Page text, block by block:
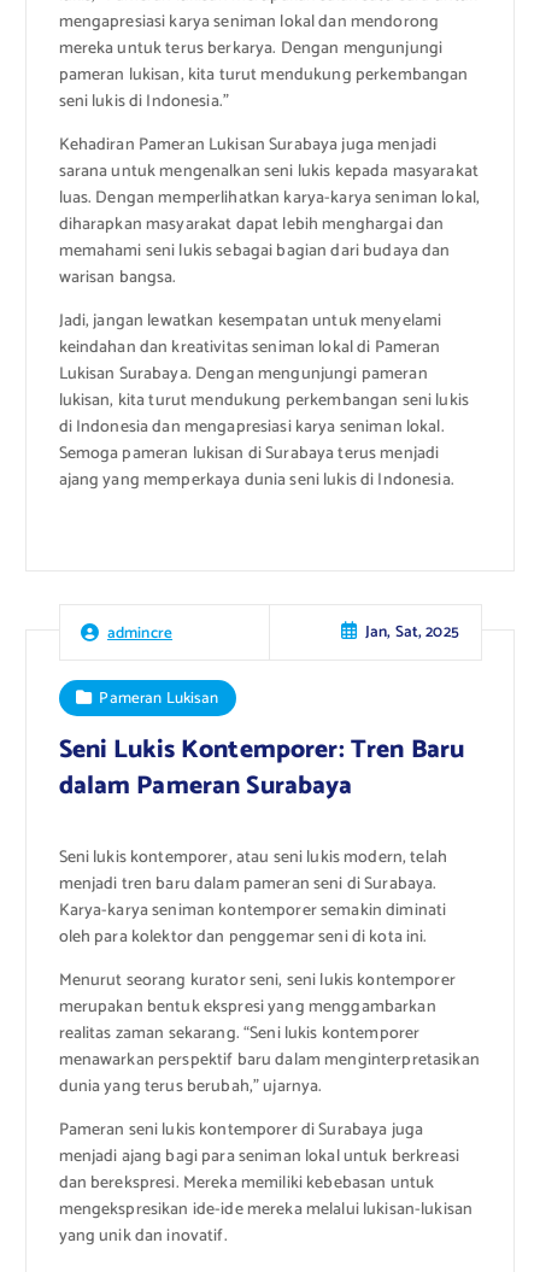
mengapresiasi karya seniman lokal dan mendorong
mereka untuk terus berkarya. Dengan mengunjungi
pameran lukisan, kita turut mendukung perkembangan
seni lukis di Indonesia.”
Kehadiran Pameran Lukisan Surabaya juga menjadi
sarana untuk mengenalkan seni lukis kepada masyarakat
luas. Dengan memperlihatkan karya-karya seniman lokal,
diharapkan masyarakat dapat lebih menghargai dan
memahami seni lukis sebagai bagian dari budaya dan
warisan bangsa.
Jadi, jangan lewatkan kesempatan untuk menyelami
keindahan dan kreativitas seniman lokal di Pameran
Lukisan Surabaya. Dengan mengunjungi pameran
lukisan, kita turut mendukung perkembangan seni lukis
di Indonesia dan mengapresiasi karya seniman lokal.
Semoga pameran lukisan di Surabaya terus menjadi
ajang yang memperkaya dunia seni lukis di Indonesia.
admincre Jan, Sat, 2025
Pameran Lukisan
Seni Lukis Kontemporer: Tren Baru
dalam Pameran Surabaya
Seni lukis kontemporer, atau seni lukis modern, telah
menjadi tren baru dalam pameran seni di Surabaya.
Karya-karya seniman kontemporer semakin diminati
oleh para kolektor dan penggemar seni di kota ini.
Menurut seorang kurator seni, seni lukis kontemporer
merupakan bentuk ekspresi yang menggambarkan
realitas zaman sekarang. “Seni lukis kontemporer
menawarkan perspektif baru dalam menginterpretasikan
dunia yang terus berubah,” ujarnya.
Pameran seni lukis kontemporer di Surabaya juga
menjadi ajang bagi para seniman lokal untuk berkreasi
dan berekspresi. Mereka memiliki kebebasan untuk
mengekspresikan ide-ide mereka melalui lukisan-lukisan
yang unik dan inovatif.